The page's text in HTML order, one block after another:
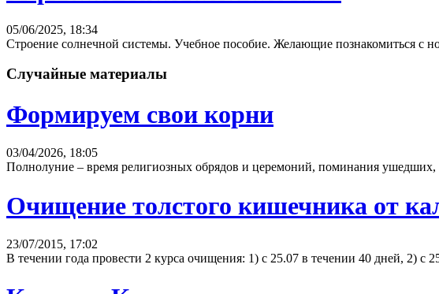
05/06/2025, 18:34
Строение солнечной системы. Учебное пособие. Желающие познакомиться с
Случайные материалы
Формируем свои корни
03/04/2026, 18:05
Полнолуние – время религиозных обрядов и церемоний, поминания
Очищение толстого кишечника от
23/07/2015, 17:02
В течении года провести 2 курса очищения: 1) с 25.07 в течении 40 дней, 2) с